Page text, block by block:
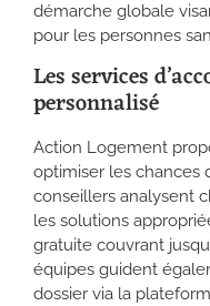
démarche globale
pour les personnes
Les services
personnalisé
Action Logement
optimiser les chances
conseillers analysent
les solutions
gratuite couvrant
équipes guident
dossier via la